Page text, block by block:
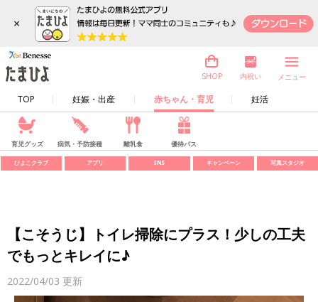
×
TOP 妊娠・出産 赤ちゃん・育児 妊活
SHOP 内祝い メニュー
育児グッズ 病気・予防接種 離乳食 優待パス
ひよこクラブ アプリ SNS キャンペーン 写真スタジオ
【こそうじ】トイレ掃除にプラス！少しの工夫
でもっとキレイに♪
2022/04/03 更新